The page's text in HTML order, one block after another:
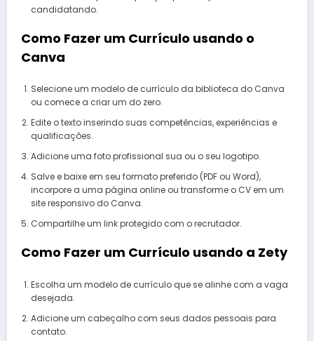
candidatando.
Como Fazer um Currículo usando o
Canva
Selecione um modelo de currículo da biblioteca do Canva
ou comece a criar um do zero.
Edite o texto inserindo suas competências, experiências e
qualificações.
Adicione uma foto profissional sua ou o seu logotipo.
Salve e baixe em seu formato preferido (PDF ou Word),
incorpore a uma página online ou transforme o CV em um
site responsivo do Canva.
Compartilhe um link protegido com o recrutador.
Como Fazer um Currículo usando a Zety
Escolha um modelo de currículo que se alinhe com a vaga
desejada.
Adicione um cabeçalho com seus dados pessoais para
contato.